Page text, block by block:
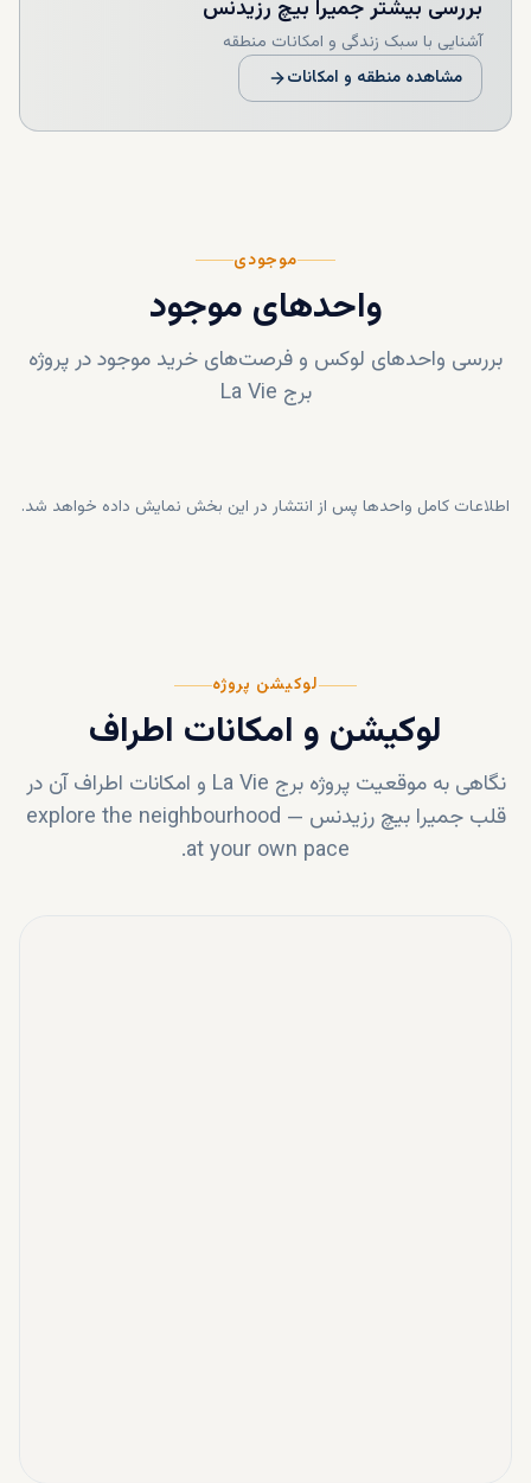
بررسی بیشترجمیرا بیچ رزیدنس
آشنایی با سبک زندگی و امکانات منطقه
مشاهده منطقه و امکانات
موجودی
واحدهای موجود
بررسی واحدهای لوکس و فرصت‌های خرید موجود در پروژه
برج La Vie
اطلاعات کامل واحدها پس از انتشار در این بخش نمایش داده خواهد شد.
لوکیشن پروژه
لوکیشن و امکانات اطراف
نگاهی به موقعیت پروژه برج La Vie
و امکانات اطراف آن در
قلب جمیرا بیچ رزیدنس —
explore the neighbourhood
at your own pace.